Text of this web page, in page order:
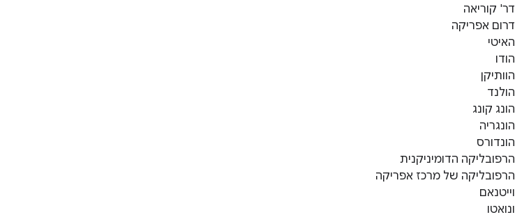
דר' קוריאה
דרום אפריקה
האיטי
הודו
הוותיקן
הולנד
הונג קונג
הונגריה
הונדורס
הרפובליקה הדומיניקנית
הרפובליקה של מרכז אפריקה
וייטנאם
ונואטו